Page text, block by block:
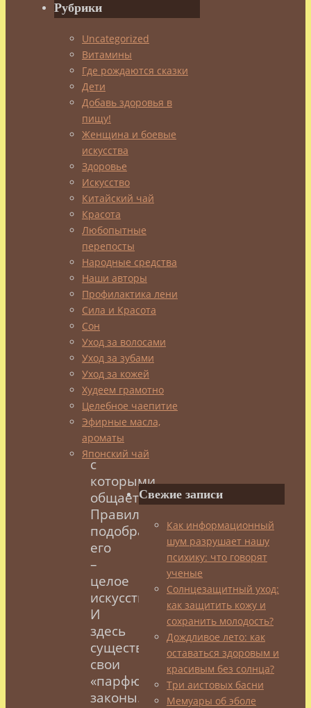
Ваш
аромат
—
это
не
только
дань
моде,
или
отражение
вашего
характера,
настроения
и
стиля,
но
и
одно
из
самых
тонких,
личных
сообщений,
которые
вы
посылаете
людям,
с
которыми
общаетесь.
Правильно
подобрать
его
–
целое
искусство.
И
здесь
существуют
свои
«парфюмерные»
законы.
Рубрики
Uncategorized
Витамины
Где рождаются сказки
Дети
Добавь здоровья в
пищу!
Женщина и боевые
искусства
Здоровье
Искусство
Китайский чай
Красота
Любопытные
перепосты
Народные средства
Наши авторы
Профилактика лени
Сила и Красота
Сон
Уход за волосами
Уход за зубами
Уход за кожей
Худеем грамотно
Целебное чаепитие
Эфирные масла,
ароматы
Японский чай
Свежие записи
Как информационный
шум разрушает нашу
психику: что говорят
ученые
Солнцезащитный уход:
как защитить кожу и
сохранить молодость?
Дождливое лето: как
оставаться здоровым и
красивым без солнца?
Три аистовых басни
Мемуары об эболе